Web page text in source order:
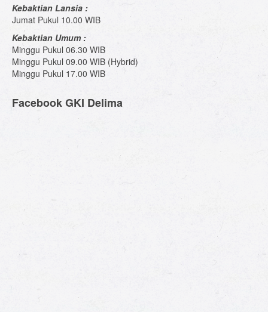
Kebaktian Lansia :
Jumat Pukul 10.00 WIB
Kebaktian Umum :
Minggu Pukul 06.30 WIB
Minggu Pukul 09.00 WIB (Hybrid)
Minggu Pukul 17.00 WIB
Facebook GKI Delima